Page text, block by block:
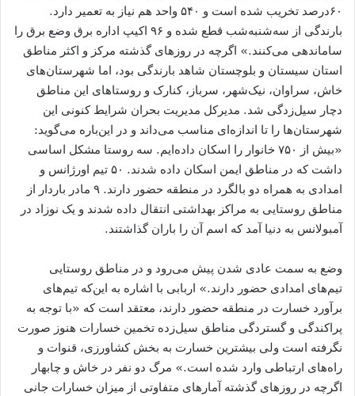
۶۰‌درصد تخریب شده است و ۵۴۰ واحد هم نیاز به تعمیر دارد.
بارندگی از سه‌شنبه‌شب قطع شده و ۹۶ اکیپ اداره برق وضع برق را
ساماندهی می‌کنند.» اگرچه در روزهای گذشته مرکز و اکثر مناطق
استان سیستان و بلوچستان شاهد بارندگی بود، اما شهرستان‌های
خاش، سراوان، نیک‌شهر، سرباز، کنارک و روستاهای این مناطق
دچار سیل‌زدگی شد. مدیرکل مدیریت بحران شرایط کنونی این
شهرستان‌ها را تا اندازه‌ای مناسب می‌داند و در این‌باره می‌گوید:
«بیش از ۷۵۰ خانوار را اسکان داده‌ایم. سه روستا مشکل اساسی
داشت‌ که در مناطق ایمن اسکان داده شدند. ۵۰ تیم اورژانس و
امدادی به همراه دو بالگرد در منطقه حضور دارند. ۹ مادر باردار از
مناطق روستایی به مراکز بهداشتی انتقال داده شدند و یک نوزاد در
آمبولانس به دنیا آمد که اسم آن را باران گذاشتند.
وضع به سمت عادی شدن پیش می‌رود و در مناطق روستایی
تیم‌های امدادی حضور دارند.» اربابی با اشاره به این‌که تیم‌های
برآورد خسارت در منطقه حضور دارند، معتقد است که «با توجه به
پراکندگی و گستردگی مناطق سیل‌زده تخمین خسارات هنوز صورت
نگرفته است ولی بیشترین خسارت به بخش کشاورزی، قنوات و
راه‌های ارتباطی وارد شده است.» مرگ دو نفر در خاش و چابهار
اگرچه در روزهای گذشته آمارهای متفاوتی از میزان خسارات جانی